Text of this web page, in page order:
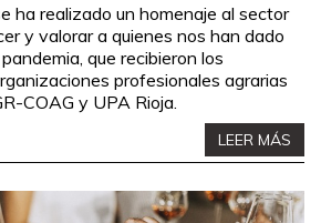
ha realizado un homenaje al sector
y valorar a quienes nos han dado
que recibieron los
profesionales agrarias
COAG y UPA Rioja.
LEER MÁS